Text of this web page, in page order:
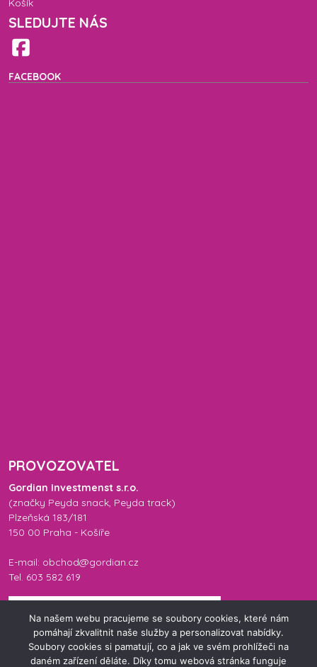
Košík
SLEDUJTE NÁS
FACEBOOK
PROVOZOVATEL
Gordian Investmenst s.r.o.
(značky Peyda snack, Peyda track)
Plzeňská 183/181
150 00 Praha - Košíře
E-mail: obchod@gordian.cz
Tel. 603 582 619
Na našem webu pracujeme se soubory cookies, které nám
pomáhají zkvalitnit naše služby a personalizovat nabídky.
Soubory cookies si pamatují, co a jak ve svém prohlížeči na
daném zařízení děláte. Díky tomu webová stránka funguje